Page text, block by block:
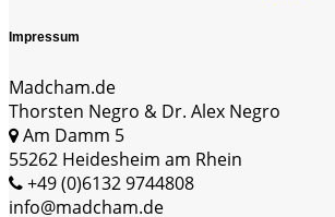
Impressum
Madcham.de
Thorsten Negro & Dr. Alex Negro
Am Damm 5
55262 Heidesheim am Rhein
+49 (0)6132 9744808
info@madcham.de